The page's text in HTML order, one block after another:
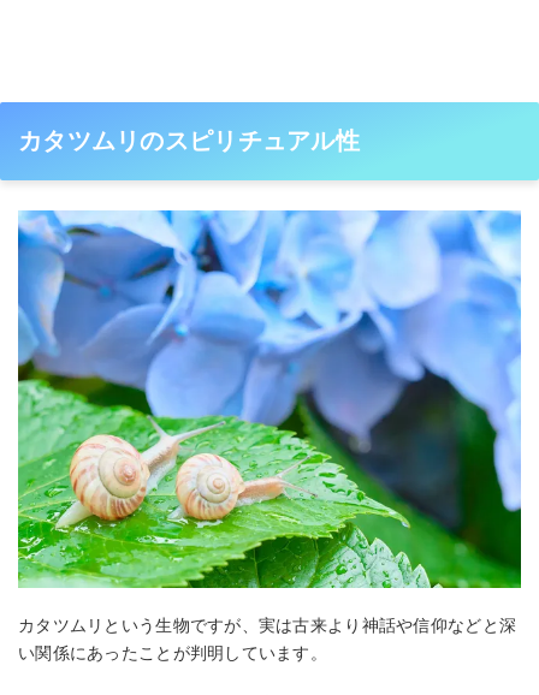
カタツムリのスピリチュアル性
カタツムリという生物ですが、実は古来より神話や信仰などと深
い関係にあったことが判明しています。